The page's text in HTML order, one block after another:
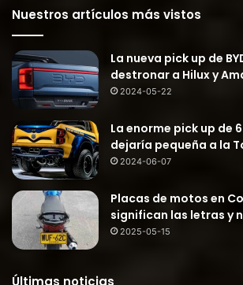
Nuestros artículos más vistos
La nueva pick up de
destronar a Hilux y
2024-05-22
La enorme pick up de
dejaría pequeña a la
2024-06-07
Placas de motos en
significan las letras y
2025-05-15
Últimas noticias